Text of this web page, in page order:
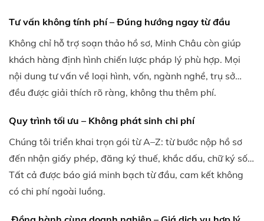
Tư vấn không tính phí – Đúng hướng ngay từ đầu
Không chỉ hỗ trợ soạn thảo hồ sơ, Minh Châu còn giúp
khách hàng định hình chiến lược pháp lý phù hợp. Mọi
nội dung tư vấn về loại hình, vốn, ngành nghề, trụ sở…
đều được giải thích rõ ràng, không thu thêm phí.
Quy trình tối ưu – Không phát sinh chi phí
Chúng tôi triển khai trọn gói từ A–Z: từ bước nộp hồ sơ
đến nhận giấy phép, đăng ký thuế, khắc dấu, chữ ký số…
Tất cả được báo giá minh bạch từ đầu, cam kết không
có chi phí ngoài luồng.